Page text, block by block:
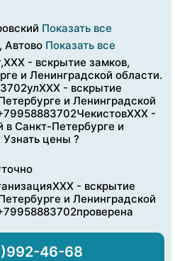
Показать все
Автово Показать все
- вскрытие замков,
и Ленинградской области.
- вскрытие
и Ленинградской
-
в Санкт-Петербурге и
цены ?
- вскрытие
и Ленинградской
46-68